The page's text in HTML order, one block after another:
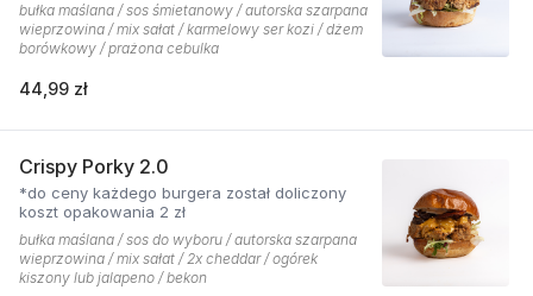
bułka maślana / sos śmietanowy / autorska szarpana
wieprzowina / mix sałat / karmelowy ser kozi / dżem
borówkowy / prażona cebulka
44,99 zł
Crispy Porky 2.0
*do ceny każdego burgera został doliczony
koszt opakowania 2 zł
bułka maślana / sos do wyboru / autorska szarpana
wieprzowina / mix sałat / 2x cheddar / ogórek
kiszony lub jalapeno / bekon